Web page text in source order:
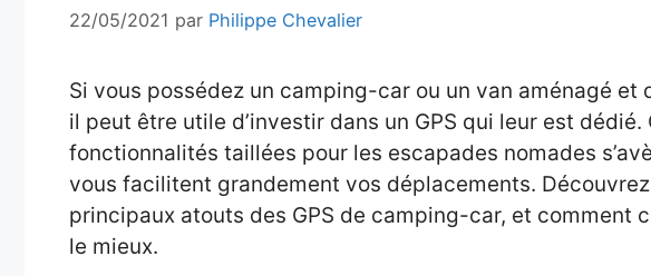
22/05/2021 par Philippe Chevalier
Si vous possédez un camping-car ou un van aménagé et
il peut être utile d’investir dans un GPS qui leur est
fonctionnalités taillées pour les escapades nomades
vous facilitent grandement vos déplacements.
principaux atouts des GPS de camping-car, et comment
le mieux.